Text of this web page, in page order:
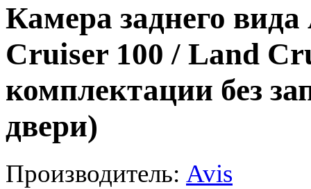
Камера заднего
Cruiser 100 / Land
комплектации без
двери)
Производитель: Avis